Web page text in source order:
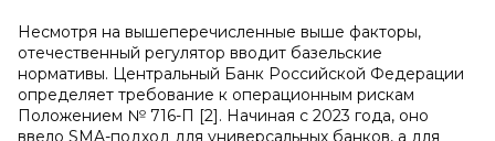
Несмотря на вышеперечисленные выше факторы,
отечественный регулятор вводит базельские
нормативы. Центральный Банк Российской Федерации
определяет требование к операционным рискам
Положением № 716-П [2]. Начиная с 2023 года, оно
ввело SMA-подход для универсальных банков, а для